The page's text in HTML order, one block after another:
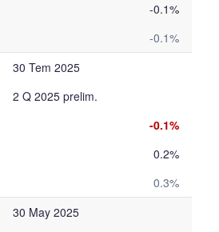
-0.1%
-0.1%
30 Tem 2025
2 Q 2025 prelim.
-0.1%
0.2%
0.3%
30 May 2025